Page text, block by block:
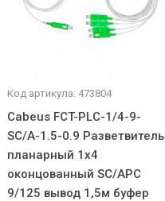
Код артикула: 473804
Cabeus FCT-PLC-1/4-9-
SC/A-1.5-0.9 Разветвитель
планарный 1х4
оконцованный SC/APC
9/125 вывод 1,5м буфер